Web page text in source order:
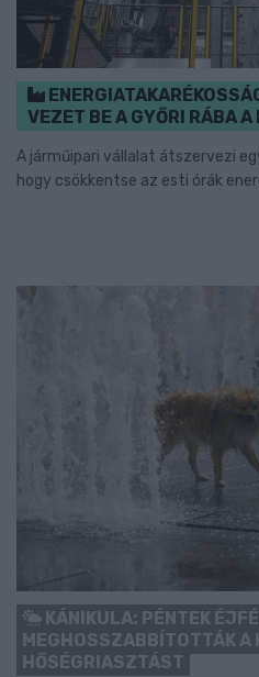
VEZET BE A GYŐRI RÁBA
A járműipari vállalat átszervezi
hogy csökkentse az esti órák
KÁNIKULA: PÉNTEK
MEGHOSSZABBÍTOTTÁK A
HŐSÉGRIASZTÁST